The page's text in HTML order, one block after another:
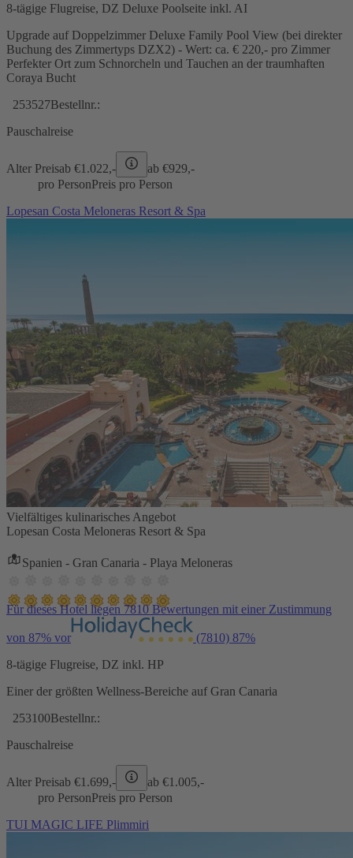
8-tägige Flugreise, DZ Deluxe Poolseite inkl. AI
Upgrade auf Doppelzimmer Deluxe Family Pool View (bei direkter
Buchung des Zimmertyps DZX2) - Wert: ca. € 220,- pro Zimmer
Perfekter Ort zum Schnorcheln und Tauchen an der traumhaften
Coraya Bucht
253527Bestellnr.:
Pauschalreise
Alter Preisab €1.022,- ab €929,-
pro PersonPreis pro Person
Lopesan Costa Meloneras Resort & Spa
Vielfältiges kulinarisches Angebot
Lopesan Costa Meloneras Resort & Spa
Spanien - Gran Canaria - Playa Meloneras
Für dieses Hotel liegen 7810 Bewertungen mit einer Zustimmung
von 87% vor (7810) 87%
8-tägige Flugreise, DZ inkl. HP
Einer der größten Wellness-Bereiche auf Gran Canaria
253100Bestellnr.:
Pauschalreise
Alter Preisab €1.699,- ab €1.005,-
pro PersonPreis pro Person
TUI MAGIC LIFE Plimmiri